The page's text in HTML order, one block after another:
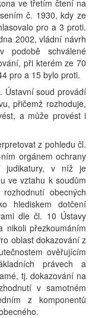
ve třetím čtení na
č. 1930, kdy ze
pro a 3 proti.
2002, vládní návrh
podobě schválené
při kterém ze 70
pro a 15 bylo proti.
Ústavní soud provádí
přičemž rozhoduje,
a může provést i
z pohledu čl.
orgánem ochrany
judikatury, v níž je
ve vztahu k soudům
obecných
hlediskem dotčení
dle čl. 10 Ústavy
nikoli přezkoumáním
oblast dokazování z
ověřujícím
právech a
tj. dokazování na
v samotném
z komponentů